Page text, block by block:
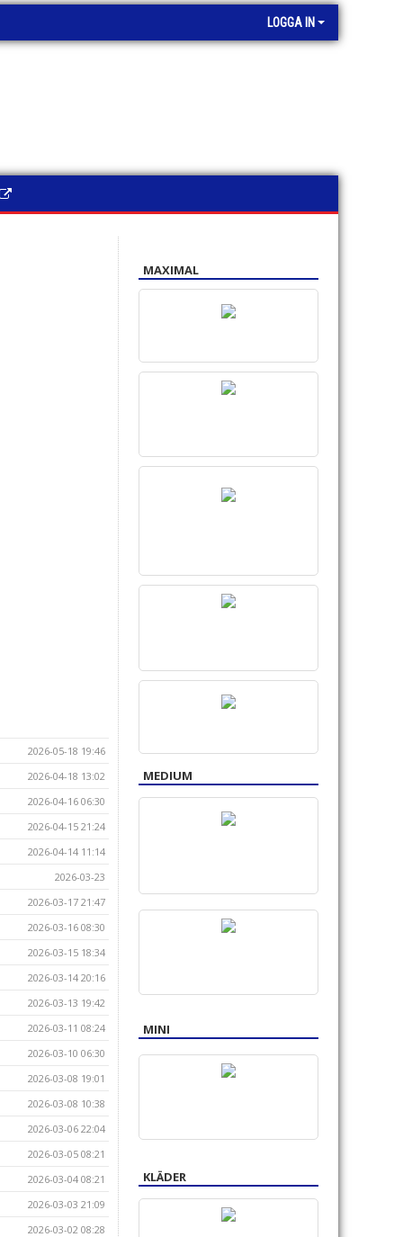
LOGGA IN
2026-05-18 19:46
2026-04-18 13:02
2026-04-16 06:30
2026-04-15 21:24
2026-04-14 11:14
2026-03-23
2026-03-17 21:47
2026-03-16 08:30
2026-03-15 18:34
2026-03-14 20:16
2026-03-13 19:42
2026-03-11 08:24
2026-03-10 06:30
2026-03-08 19:01
2026-03-08 10:38
2026-03-06 22:04
2026-03-05 08:21
2026-03-04 08:21
2026-03-03 21:09
2026-03-02 08:28
MAXIMAL
MEDIUM
MINI
KLÄDER